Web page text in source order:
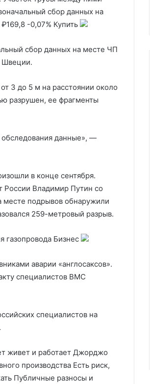
сбор данных на
₽169,8 -0,07% Купить
сбор данных на месте ЧП
Швеции.
3 до 5 м на расстоянии около
разрушен, ее фрагменты
данные», —
в конце сентября.
России Владимир Путин со
месте подрывов обнаружили
259-метровый разрыв.
газопровода Бизнес
аварии «англосаксов».
специалистов ВМС
специалистов на
живет и работает Джорджо
производства Есть риск,
Публичные разносы и
развала линии фронта для ВСУ